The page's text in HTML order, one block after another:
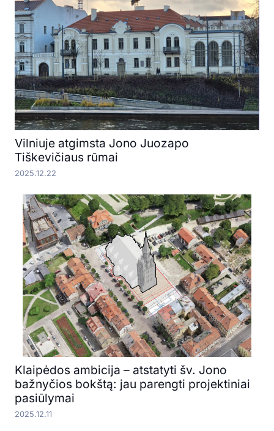
Vilniuje atgimsta Jono Juozapo
Tiškevičiaus rūmai
2025.12.22
Klaipėdos ambicija – atstatyti šv. Jono
bažnyčios bokštą: jau parengti projektiniai
pasiūlymai
2025.12.11